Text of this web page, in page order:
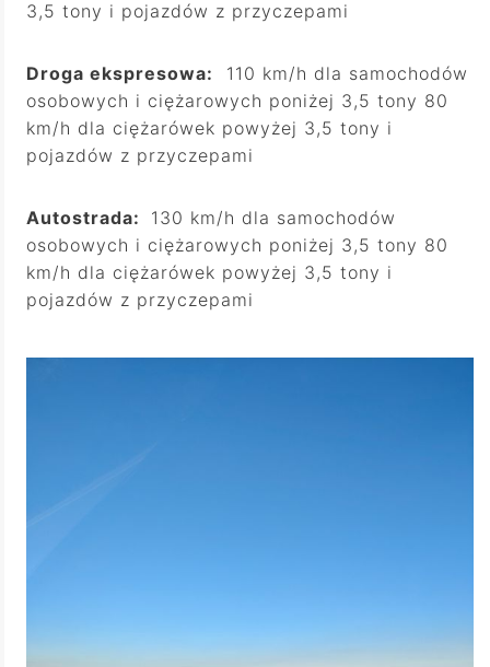
3,5 tony i pojazdów z przyczepami
Droga ekspresowa: 110 km/h dla samochodów
osobowych i ciężarowych poniżej 3,5 tony 80
km/h dla ciężarówek powyżej 3,5 tony i
pojazdów z przyczepami
Autostrada: 130 km/h dla samochodów
osobowych i ciężarowych poniżej 3,5 tony 80
km/h dla ciężarówek powyżej 3,5 tony i
pojazdów z przyczepami